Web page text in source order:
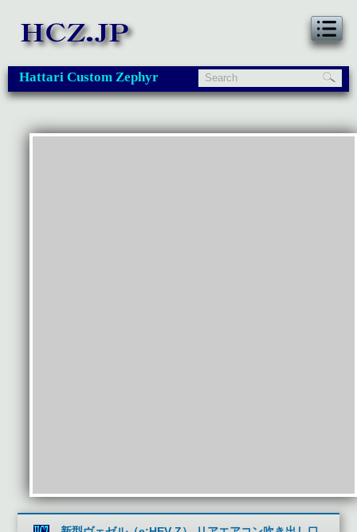
Hattari Custom Zephyr